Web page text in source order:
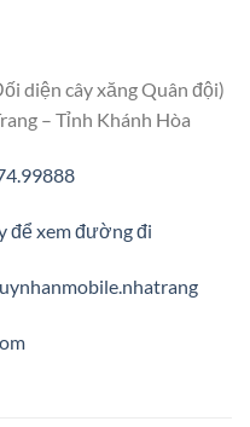
diện cây xăng Quân đội)
– Tỉnh Khánh Hòa
để xem đường đi